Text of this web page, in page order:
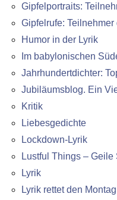
Gipfelportraits:
Gipfelrufe:
Humor in der Lyrik
Im babylonischen
Jahrhundertdichter:
Jubiläumsblog. Ein
Kritik
Liebesgedichte
Lockdown-Lyrik
Lustful Things – Geile
Lyrik
Lyrik rettet den Montag